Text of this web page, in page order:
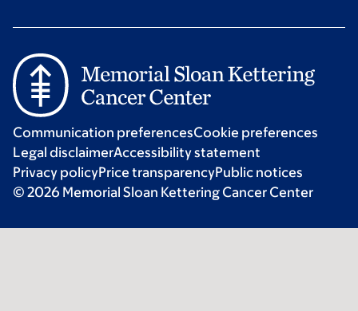
Communication preferencesCookie preferences
Legal disclaimerAccessibility statement
Privacy policyPrice transparencyPublic notices
© 2026 Memorial Sloan Kettering Cancer Center